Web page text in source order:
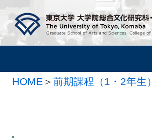
HOME ＞ 前期課程（1・2年生）